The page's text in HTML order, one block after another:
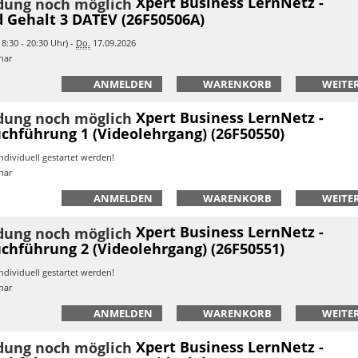
3 DATEV (26F50506A)
- 20:30 Uhr) - Do. 17.09.2026
ANMELDEN WARENKORB
Xpert Business LernNetz -
1 (Videolehrgang) (26F50550)
gestartet werden!
ANMELDEN WARENKORB
Xpert Business LernNetz -
2 (Videolehrgang) (26F50551)
gestartet werden!
ANMELDEN WARENKORB
Xpert Business LernNetz -